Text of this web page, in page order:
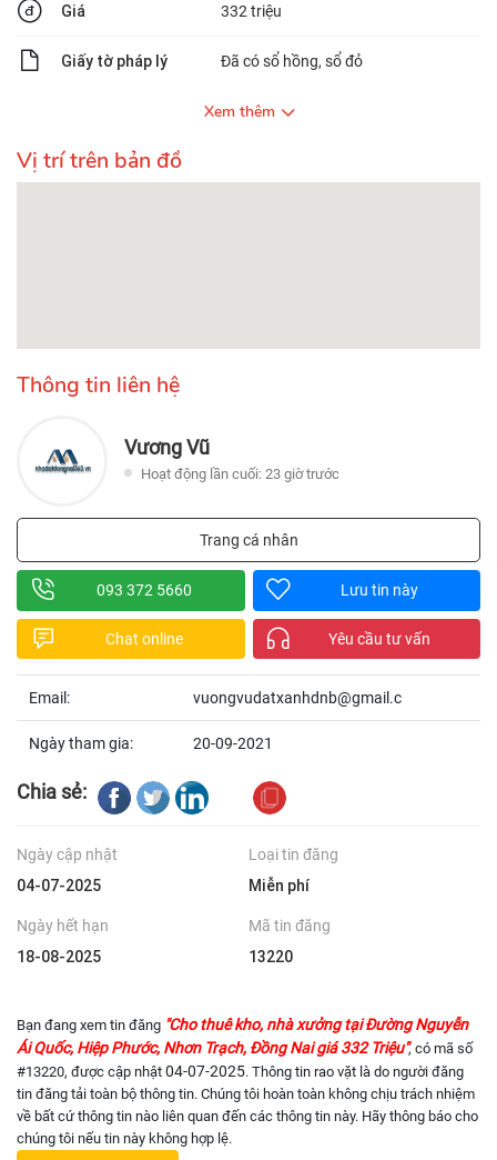
Giá 332 triệu
Giấy tờ pháp lý Đã có sổ hồng, sổ đỏ
Xem thêm
Vị trí trên bản đồ
Thông tin liên hệ
Vương Vũ
Hoạt động lần cuối: 23 giờ trước
Trang cá nhân
093 372 5660 Lưu tin này
Chat online Yêu cầu tư vấn
Email: vuongvudatxanhdnb@gmail.c
Ngày tham gia: 20-09-2021
Chia sẻ:
Ngày cập nhật
04-07-2025
Loại tin đăng
Miễn phí
Ngày hết hạn
18-08-2025
Mã tin đăng
13220
Bạn đang xem tin đăng "Cho thuê kho, nhà xưởng tại Đường Nguyễn
Ái Quốc, Hiệp Phước, Nhơn Trạch, Đồng Nai giá 332 Triệu", có mã số
#13220, được cập nhật 04-07-2025. Thông tin rao vặt là do người đăng
tin đăng tải toàn bộ thông tin. Chúng tôi hoàn toàn không chịu trách nhiệm
về bất cứ thông tin nào liên quan đến các thông tin này. Hãy thông báo cho
chúng tôi nếu tin này không hợp lệ.